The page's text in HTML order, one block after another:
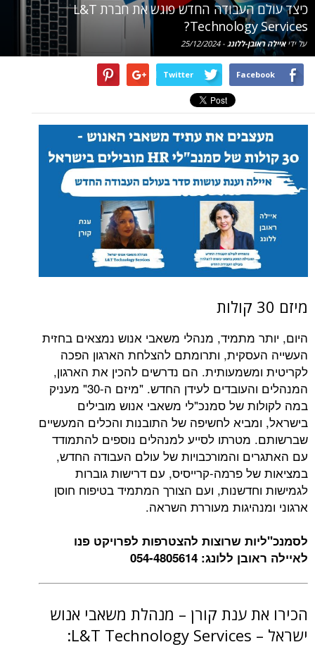
כיצד עולם העבודה החדש פוגש את חברת L&T
Technology Services?
על ידיאיילה ראובן-ללונג -
25/12/2024
Facebook
Twitter
מיזם 30 קולות
היום, יותר מתמיד, מנהלי משאבי אנוש נמצאים בחזית
העשייה העסקית, ותרומתם להצלחת הארגון הפכה
לקריטית ומשמעותית. הם נדרשים להכין את הארגון,
המנהלים והעובדים לעידן החדש. "מיזם ה-30" מעניק
במה לקולות של סמנכ"לי משאבי אנוש מובילים
בישראל, ומביא לחשיפה של התובנות והכלים המעשיים
שברשותם. מטרתו לסייע למנהלים נוספים להתמודד
עם האתגרים והמורכבויות של עולם העבודה החדש,
במציאות של פרמה-קרייסיס, עם דרישות גוברות
לגמישות וחדשנות, ועם הצורך המתמיד בטיפוח חוסן
ארגוני ומנהיגות מעוררת השראה.
לסמנכ"ליות שרוצות להצטרפות לפרויקט פנו
לאיילה ראובן ללונג: 054-4805614
הכירו את ענת קורן – מנהלת משאבי אנוש
ישראל – L&T Technology Services: